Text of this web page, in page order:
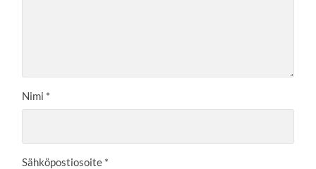
Nimi *
Sähköpostiosoite *